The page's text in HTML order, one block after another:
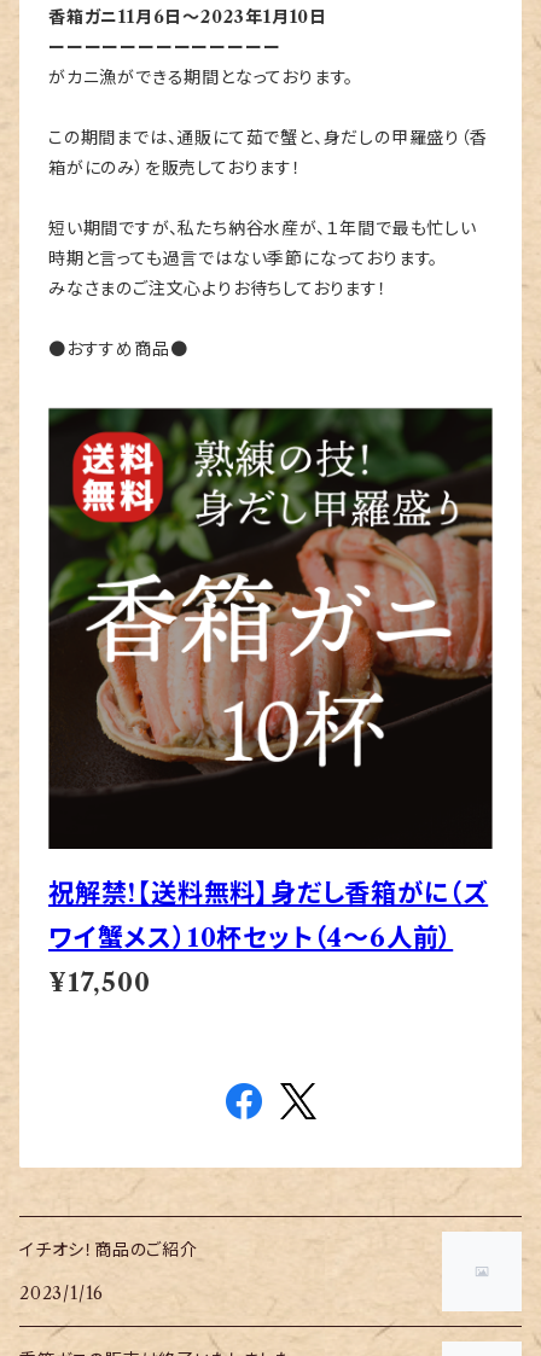
香箱ガニ11月6日〜2023年1月10日
ーーーーーーーーーーーーー
がカニ漁ができる期間となっております。
この期間までは、通販にて茹で蟹と、身だしの甲羅盛り（香
箱がにのみ）を販売しております！
短い期間ですが、私たち納谷水産が、１年間で最も忙しい
時期と言っても過言ではない季節になっております。
みなさまのご注文心よりお待ちしております！
●おすすめ商品●
祝解禁!【送料無料】身だし香箱がに（ズ
ワイ蟹メス）10杯セット（4〜6人前）
¥17,500
イチオシ！商品のご紹介
2023/1/16